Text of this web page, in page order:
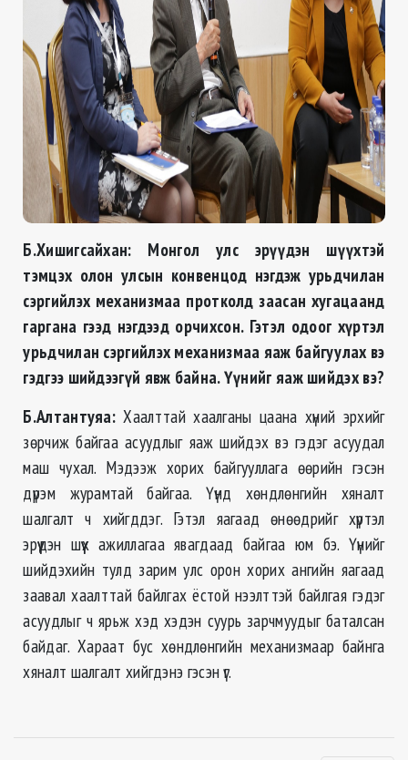
Б.Хишигсайхан: Монгол улс эрүүдэн шүүхтэй
тэмцэх олон улсын конвенцод нэгдэж урьдчилан
сэргийлэх механизмаа протколд заасан хугацаанд
гаргана гээд нэгдээд орчихсон. Гэтэл одоог хүртэл
урьдчилан сэргийлэх механизмаа яаж байгуулах вэ
гэдгээ шийдээгүй явж байна. Үүнийг яаж шийдэх вэ?
Б.Алтантуяа: Хаалттай хаалганы цаана хүний эрхийг
зөрчиж байгаа асуудлыг яаж шийдэх вэ гэдэг асуудал
маш чухал. Мэдээж хорих байгууллага өөрийн гэсэн
дүрэм журамтай байгаа. Үүнд хөндлөнгийн хяналт
шалгалт ч хийгддэг. Гэтэл яагаад өнөөдрийг хүртэл
эрүүдэн шүүх ажиллагаа явагдаад байгаа юм бэ. Үүнийг
шийдэхийн тулд зарим улс орон хорих ангийн яагаад
заавал хаалттай байлгах ёстой нээлттэй байлгая гэдэг
асуудлыг ч ярьж хэд хэдэн суурь зарчмуудыг баталсан
байдаг. Хараат бус хөндлөнгийн механизмаар байнга
хяналт шалгалт хийгдэнэ гэсэн үг.